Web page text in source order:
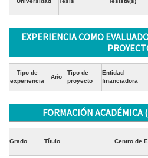
EXPERIENCIA COMO
Tipo de
experiencia
Ańo
Tipo de
proyecto
Entidad
financiadora
FORMACIÓN ACADÉMICA
Grado Título Centro de